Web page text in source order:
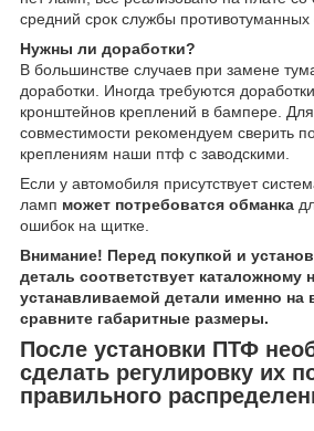
средний срок службы
Нужны ли доработки?
В большинстве случаев при замене
доработки. Иногда требуются
кронштейнов креплений в бампере.
совместимости рекомендуем сверить
креплениям наши птф с заводскими.
Если у автомобиля присутствует
ламп может потребоватся обманка
ошибок на щитке.
Внимание! Перед покупкой и
деталь соответствует каталожному
устанавливаемой детали именно на
сравните габаритные размеры.
После установки ПТФ
сделать регулировку их
правильного